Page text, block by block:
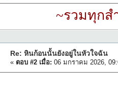
~รวมทุกส
Re: หินก้อนนั้นยังอยู่ในหัวใจฉัน
« ตอบ #2 เมื่อ: 06 มกราคม 2026,